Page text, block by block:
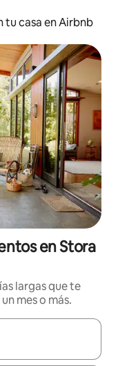
tu casa en Airbnb
en Stora
largas que te
mes o más.
navega con las